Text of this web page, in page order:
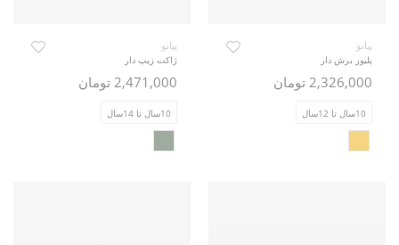
پیانو
پلیور برش دار
2,326,000 تومان
10سال تا 12سال
پیانو
ژاکت زیپ دار
2,471,000 تومان
10سال تا 14سال